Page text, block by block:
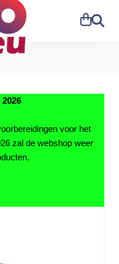
voor het
zal de webshop weer